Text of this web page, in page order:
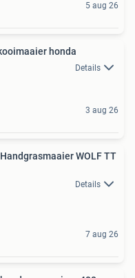
5 aug 26
honda
Details
3 aug 26
WOLF TT
Details
7 aug 26